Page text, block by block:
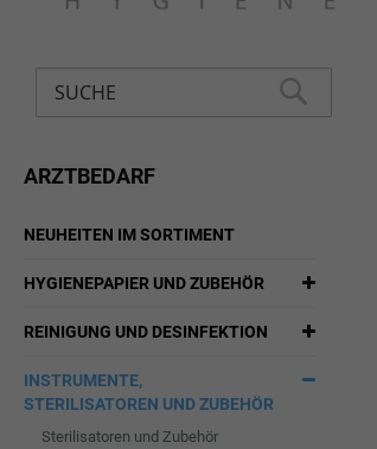
SUCHE
ARZTBEDARF
NEUHEITEN IM SORTIMENT
HYGIENEPAPIER UND ZUBEHÖR
REINIGUNG UND DESINFEKTION
INSTRUMENTE,
STERILISATOREN UND ZUBEHÖR
Sterilisatoren und Zubehör